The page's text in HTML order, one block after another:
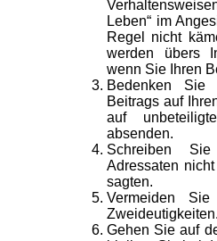
Leben“ im
Regel nicht
werden übers
wenn Sie Ihren
Bedenken Sie
Beitrags auf
auf
absenden.
Schreiben
Adressaten
sagten.
Vermeiden Sie
Zweideutigkeiten.
Gehen Sie auf